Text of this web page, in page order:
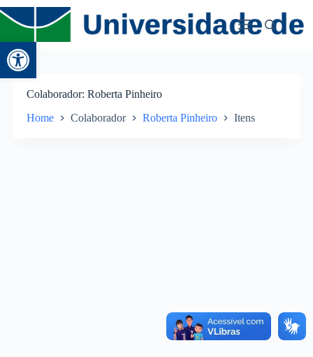
Abrir a barra de ferramentas
Colaborador Roberta Pinheiro
Home Colaborador Roberta Pinheiro Itens